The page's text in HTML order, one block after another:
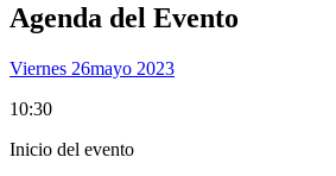
Agenda del Evento
Viernes 26Mayo 2023
10:30
Inicio del evento